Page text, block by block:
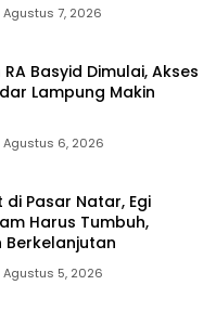
Agustus 7, 2026
Basyid Dimulai, Akses
Lampung Makin
Agustus 6, 2026
di Pasar Natar, Egi
Harus Tumbuh,
Agustus 5, 2026